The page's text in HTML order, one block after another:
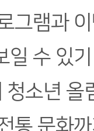
그램과
일 수 있
소년 올
통 문화